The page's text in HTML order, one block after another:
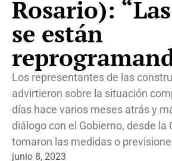
Rosario):
se están
Los representantes de las
advirtieron sobre la situación
días hace varios meses atrás y
diálogo con el Gobierno, desde la
tomaron las medidas o
junio 8, 2023